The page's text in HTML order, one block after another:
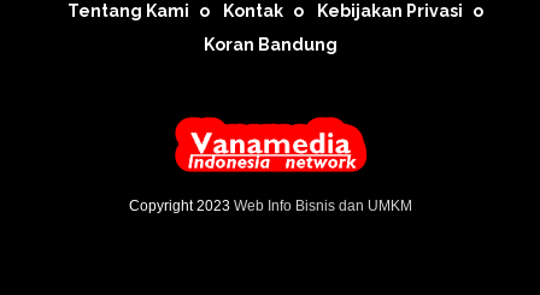
Tentang Kami Kontak
Kebijakan Privasi
Koran Bandung
Copyright 2023 Web Info Bisnis dan UMKM